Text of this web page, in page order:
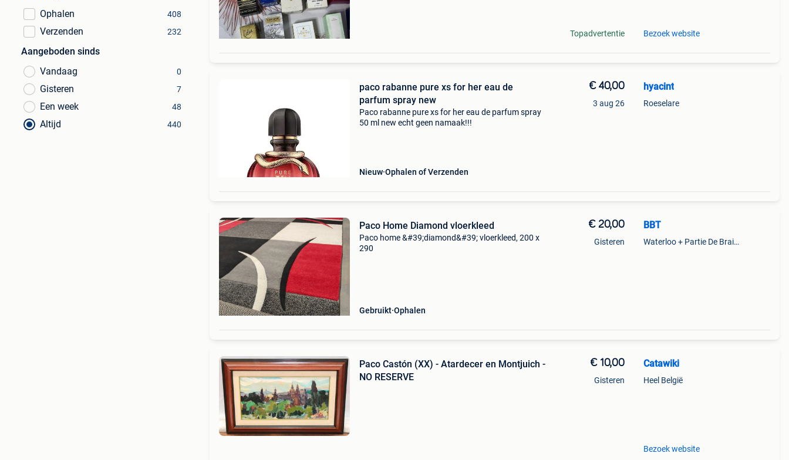
Ophalen
408
Verzenden 232
Aangeboden sinds
Vandaag
0
Gisteren 7
Een week 48
Altijd 440
Topadvertentie Bezoek website
paco rabanne pure xs for her eau de
parfum spray new
Paco rabanne pure xs for her eau de parfum spray
50 ml new echt geen namaak!!!
Nieuw Ophalen of Verzenden
€ 40,00
3 aug 26
hyacint
Roeselare
Paco Home Diamond vloerkleed
Paco home &#39;diamond&#39; vloerkleed, 200 x
290
Gebruikt Ophalen
€ 20,00
Gisteren
BBT
Waterloo + Partie De Braine-L'Alleud, De Ohain
Paco Castón (XX) - Atardecer en Montjuich -
NO RESERVE
€ 10,00
Gisteren
Catawiki
Heel België
Bezoek website